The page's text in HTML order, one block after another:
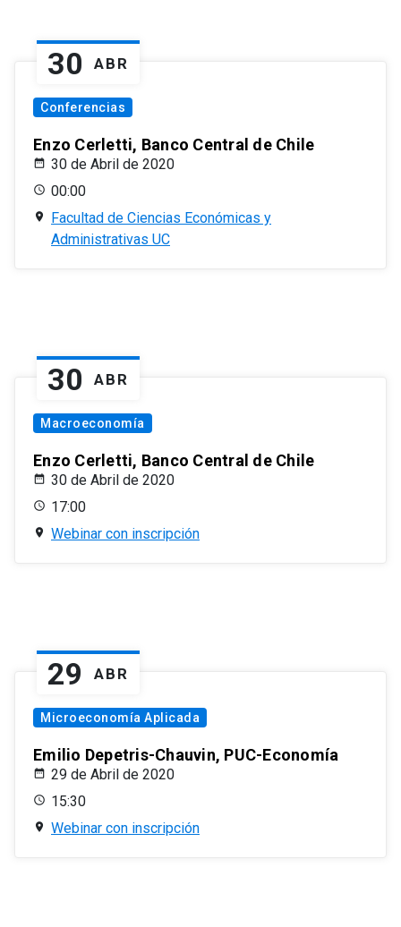
30 ABR
Conferencias
Enzo Cerletti, Banco Central de Chile
30 de Abril de 2020
00:00
Facultad de Ciencias Económicas y
Administrativas UC
30 ABR
Macroeconomía
Enzo Cerletti, Banco Central de Chile
30 de Abril de 2020
17:00
Webinar con inscripción
29 ABR
Microeconomía Aplicada
Emilio Depetris-Chauvin, PUC-Economía
29 de Abril de 2020
15:30
Webinar con inscripción